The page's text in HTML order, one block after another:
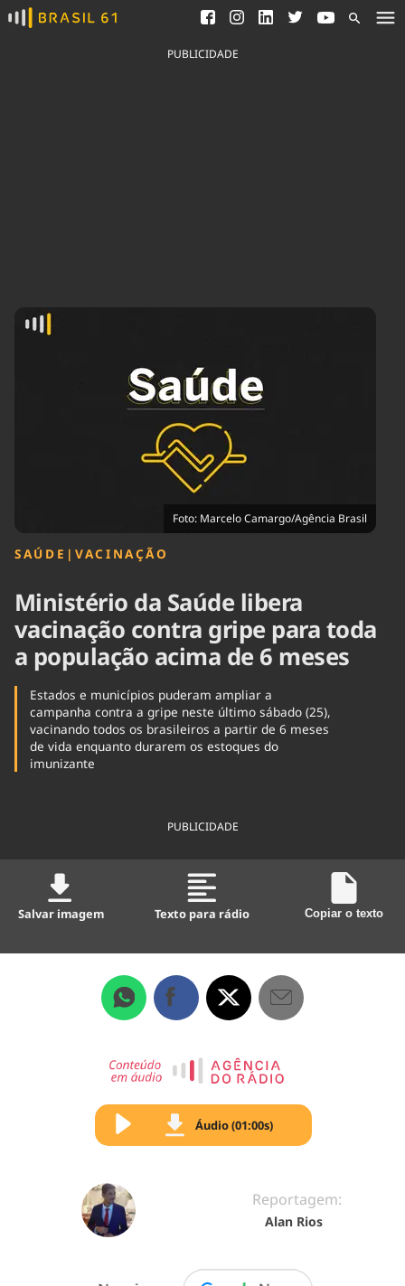
Ver todas as notícias
Saneamento
Indicadores
Agronegócios
Economia
Educação
Infraestrutura
Internacional
Política
Saúde
Tempo
PUBLICIDADE
Foto: Marcelo Camargo/Agência Brasil
SAÚDE | VACINAÇÃO
Ministério da Saúde libera
vacinação contra gripe para toda
a população acima de 6 meses
Estados e municípios puderam ampliar a
campanha contra a gripe neste último sábado (25),
vacinando todos os brasileiros a partir de 6 meses
de vida enquanto durarem os estoques do
imunizante
PUBLICIDADE
Salvar imagem Texto para rádio Copiar o texto
Áudio (01:00s)
Reportagem:
Alan Rios